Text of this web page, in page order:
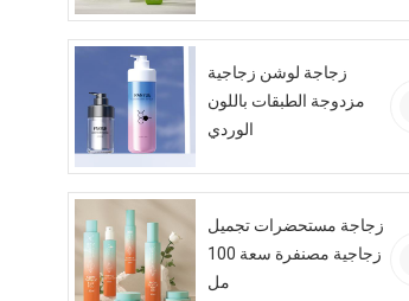
زجاجة لوشن زجاجية
مزدوجة الطبقات باللون
الوردي
زجاجة مستحضرات تجميل
زجاجية مصنفرة سعة 100
مل